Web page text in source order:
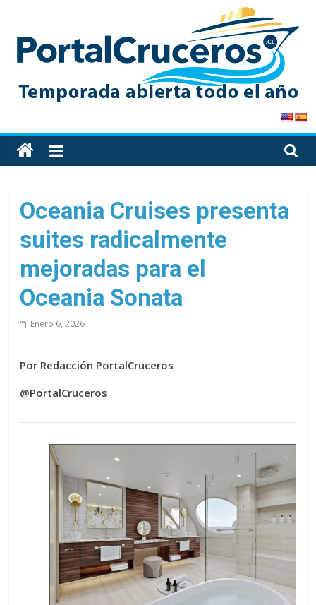
content
PortalCruceros
Toda
la
de
cruceros
en
un
solo
sitio
Oceania Cruises presenta
suites radicalmente
mejoradas para el
Oceania Sonata
Enero 6, 2026
Por Redacción PortalCruceros
@PortalCruceros